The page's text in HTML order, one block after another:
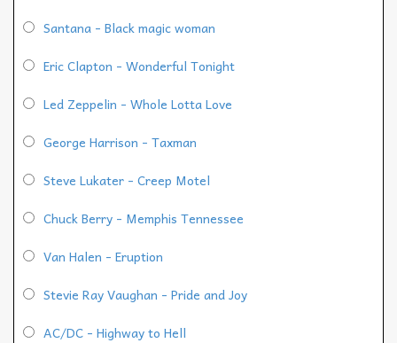
Santana - Black magic woman
Eric Clapton - Wonderful Tonight
Led Zeppelin - Whole Lotta Love
George Harrison - Taxman
Steve Lukater - Creep Motel
Chuck Berry - Memphis Tennessee
Van Halen - Eruption
Stevie Ray Vaughan - Pride and Joy
AC/DC - Highway to Hell